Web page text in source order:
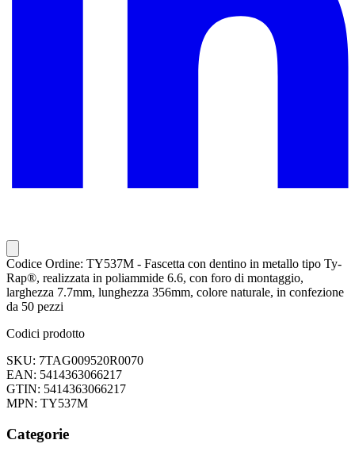
Codice Ordine: TY537M - Fascetta con dentino in metallo tipo Ty-
Rap®, realizzata in poliammide 6.6, con foro di montaggio,
larghezza 7.7mm, lunghezza 356mm, colore naturale, in confezione
da 50 pezzi
Codici prodotto
SKU: 7TAG009520R0070
EAN: 5414363066217
GTIN: 5414363066217
MPN: TY537M
Categorie